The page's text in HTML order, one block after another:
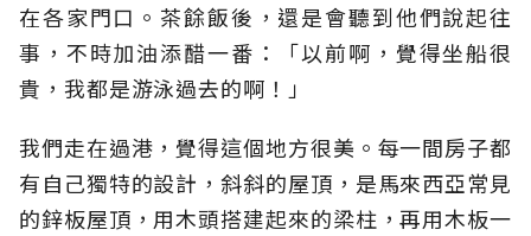
在各家門口。茶餘飯後，還是會聽到他們說起往
事，不時加油添醋一番：「以前啊，覺得坐船很
貴，我都是游泳過去的啊！」
我們走在過港，覺得這個地方很美。每一間房子都
有自己獨特的設計，斜斜的屋頂，是馬來西亞常見
的鋅板屋頂，用木頭搭建起來的梁柱，再用木板一